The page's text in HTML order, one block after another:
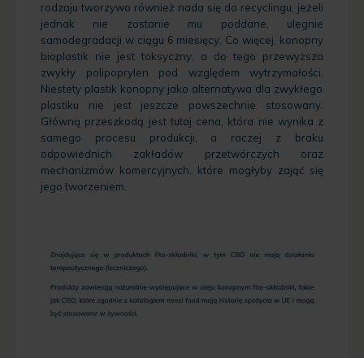
rodzaju tworzywo również nada się do recyclingu, jeżeli
jednak nie zostanie mu poddane, ulegnie
samodegradacji w ciągu 6 miesięcy. Co więcej, konopny
bioplastik nie jest toksyczny, a do tego przewyższa
zwykły polipoprylen pod względem wytrzymałości.
Niestety plastik konopny jako alternatywa dla zwykłego
plastiku nie jest jeszcze powszechnie stosowany.
Główną przeszkodą jest tutaj cena, która nie wynika z
samego procesu produkcji, a raczej z braku
odpowiednich zakładów przetwórczych oraz
mechanizmów komercyjnych, które mogłyby zająć się
jego tworzeniem.